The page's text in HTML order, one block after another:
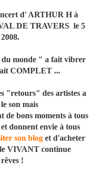
d' ARTHUR H à
DE TRAVERS le 5
monde " a fait vibrer
COMPLET ...
"retours" des artistes a
son mais
de bons moments à tous
donnent envie à tous
son blog et d'acheter
VIVANT continue
!